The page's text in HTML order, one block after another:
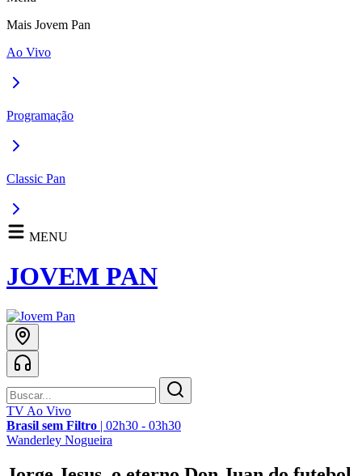
Mais Jovem Pan
Ao Vivo
Programação
Classic Pan
MENU
JOVEM PAN
TV Ao Vivo
Brasil sem Filtro | 02h30 - 03h30
Wanderley Nogueira